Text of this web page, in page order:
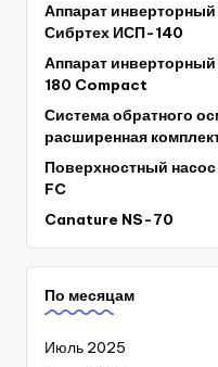
Аппарат
Сибртех ИСП-140
Аппарат
180 Compact
Система обратного
расширенная
Поверхностный
FC
Canature NS-70
По месяцам
Июль 2025